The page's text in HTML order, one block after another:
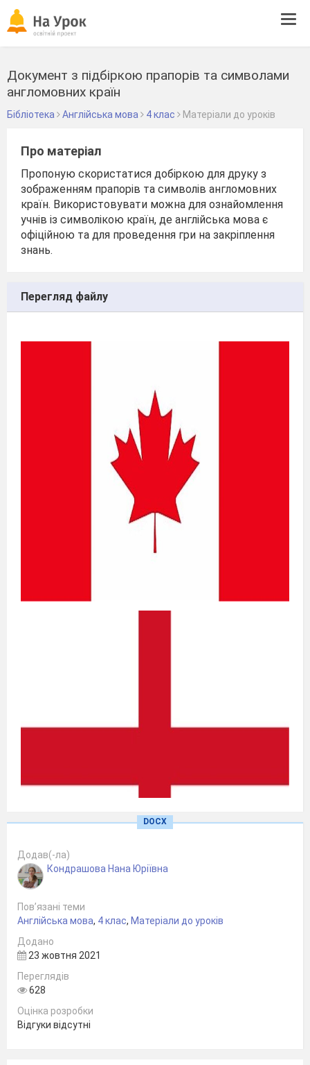
Документ з підбіркою прапорів та символами
англомовних країн
Бібліотека Англійська мова 4 клас Матеріали до уроків
Про матеріал
Пропоную скористатися добіркою для друку з
зображенням прапорів та символів англомовних
країн. Використовувати можна для ознайомлення
учнів із символікою країн, де англійська мова є
офіційною та для проведення гри на закріплення
знань.
Перегляд файлу
DOCX
Додав(-ла)
Кондрашова Нана Юріївна
Пов’язані теми
Англійська мова, 4 клас, Матеріали до уроків
Додано
23 жовтня 2021
Переглядів
628
Оцінка розробки
Відгуки відсутні